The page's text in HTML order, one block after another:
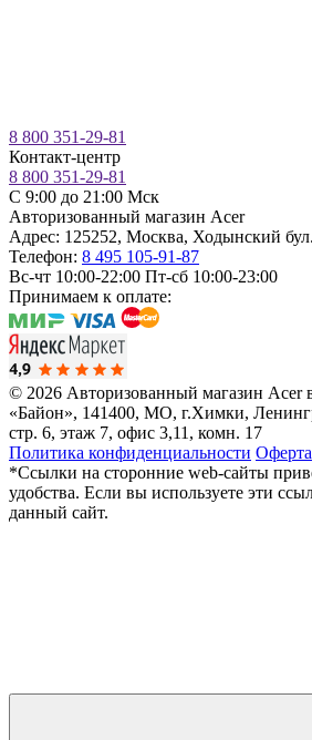
8 800 351-29-81
Контакт-центр
8 800 351-29-81
C 9:00 до 21:00 Мск
Авторизованный магазин Acer
Адрес: 125252, Москва, Ходынский
Телефон: 8 495 105-91-87
Вс-чт 10:00-22:00 Пт-сб 10:00-23:00
Принимаем к оплате:
© 2026 Авторизованный магазин Acer
«Байон», 141400, МО, г.Химки,
стр. 6, этаж 7, офис 3,11, комн. 17
Политика конфиденциальности Оферта
*Ссылки на сторонние web-сайты
удобства. Если вы используете эти
данный сайт.